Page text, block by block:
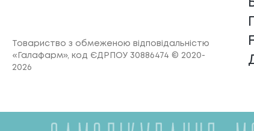
Товариство з обмеженою відповідальністю
«Галафарм», код ЄДРПОУ 30886474 © 2020-
2026